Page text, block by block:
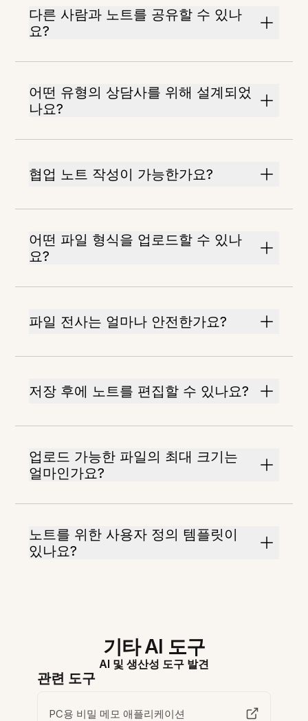
다른 사람과 노트를 공유할 수 있나
요?
어떤 유형의 상담사를 위해 설계되었
나요?
협업 노트 작성이 가능한가요?
어떤 파일 형식을 업로드할 수 있나
요?
파일 전사는 얼마나 안전한가요?
저장 후에 노트를 편집할 수 있나요?
업로드 가능한 파일의 최대 크기는
얼마인가요?
노트를 위한 사용자 정의 템플릿이
있나요?
기타 AI 도구
AI 및 생산성 도구 발견
관련 도구
PC용 비밀 메모 애플리케이션